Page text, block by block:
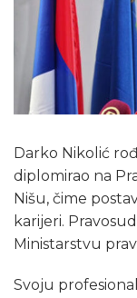
Darko Nikolić
diplomirao na
Nišu, čimе
karijеri.
Ministarstvu
Svoju